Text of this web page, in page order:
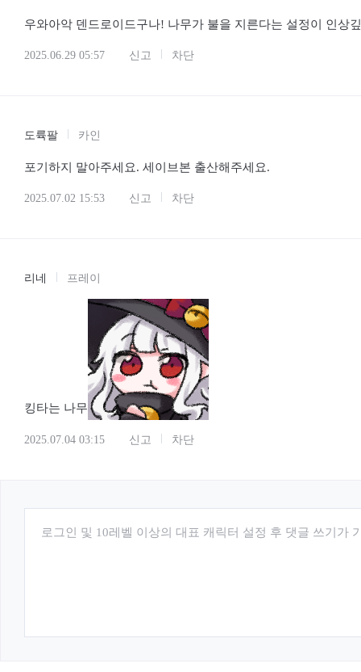
우와아악 덴드로이드구나! 나무가 불을 지른다는 설정이 인상
2025.06.29 05:57 신고 차단
도륙팔 카인
포기하지 말아주세요. 세이브본 출산해주세요.
2025.07.02 15:53 신고 차단
리네 프레이
킹타는 나무
2025.07.04 03:15 신고 차단
로그인 및 10레벨 이상의 대표 캐릭터 설정 후 댓글 쓰기가